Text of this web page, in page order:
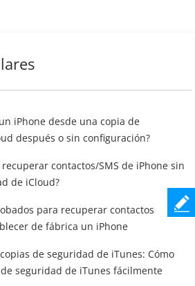
iPhone desde una copia de
después o sin configuración?
recuperar contactos/SMS de iPhone sin
de iCloud?
para recuperar contactos
de fábrica un iPhone
de seguridad de iTunes: Cómo
seguridad de iTunes fácilmente